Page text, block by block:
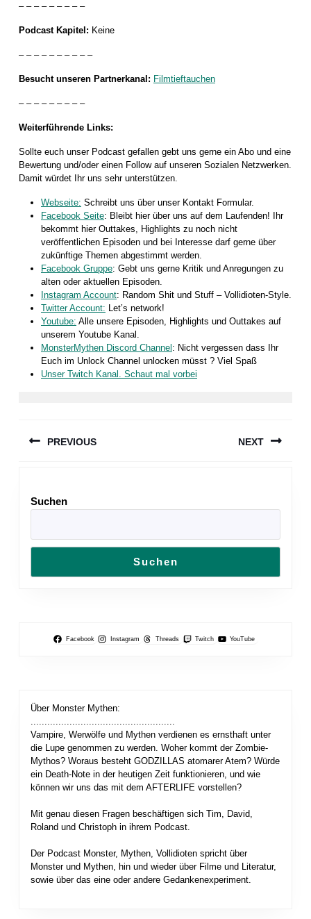
– – – – – – – – –
Podcast Kapitel: Keine
– – – – – – – – – –
Besucht unseren Partnerkanal: Filmtieftauchen
– – – – – – – – –
Weiterführende Links:
Sollte euch unser Podcast gefallen gebt uns gerne ein Abo und eine
Bewertung und/oder einen Follow auf unseren Sozialen Netzwerken.
Damit würdet Ihr uns sehr unterstützen.
Webseite: Schreibt uns über unser Kontakt Formular.
Facebook Seite: Bleibt hier über uns auf dem Laufenden! Ihr
bekommt hier Outtakes, Highlights zu noch nicht
veröffentlichen Episoden und bei Interesse darf gerne über
zukünftige Themen abgestimmt werden.
Facebook Gruppe: Gebt uns gerne Kritik und Anregungen zu
alten oder aktuellen Episoden.
Instagram Account: Random Shit und Stuff – Vollidioten-Style.
Twitter Account: Let’s network!
Youtube: Alle unsere Episoden, Highlights und Outtakes auf
unserem Youtube Kanal.
MonsterMythen Discord Channel : Nicht vergessen dass Ihr
Euch im Unlock Channel unlocken müsst ? Viel Spaß
Unser Twitch Kanal. Schaut mal vorbei
PREVIOUS
post:
NEXT
Suchen
Suchen
Facebook Instagram Threads Twitch YouTube
Über Monster Mythen:
....................................................
Vampire, Werwölfe und Mythen verdienen es ernsthaft unter
die Lupe genommen zu werden. Woher kommt der Zombie-
Mythos? Woraus besteht GODZILLAS atomarer Atem? Würde
ein Death-Note in der heutigen Zeit funktionieren, und wie
können wir uns das mit dem AFTERLIFE vorstellen?
Mit genau diesen Fragen beschäftigen sich Tim, David,
Roland und Christoph in ihrem Podcast.
Der Podcast Monster, Mythen, Vollidioten spricht über
Monster und Mythen, hin und wieder über Filme und Literatur,
sowie über das eine oder andere Gedankenexperiment.